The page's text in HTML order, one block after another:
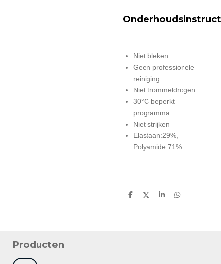
Niet bleken
Geen professionele
reiniging
Niet trommeldrogen
30°C beperkt
programma
Niet strijken
Elastaan:29%,
Polyamide:71%
D
D
S
D
Producten